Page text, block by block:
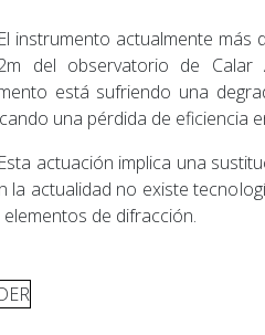
El instrumento actualmente
del observatorio de Calar
está sufriendo una
una pérdida de eficiencia
Esta actuación implica una
la actualidad no existe
elementos de difracción.